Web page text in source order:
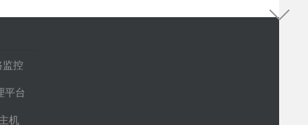
控
平台
机